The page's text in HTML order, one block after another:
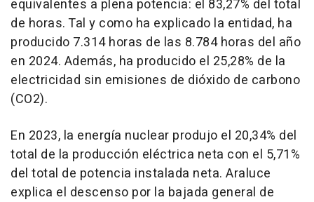
equivalentes a plena potencia: el 83,27% del total
de horas. Tal y como ha explicado la entidad, ha
producido 7.314 horas de las 8.784 horas del año
en 2024. Además, ha producido el 25,28% de la
electricidad sin emisiones de dióxido de carbono
(CO2).
En 2023, la energía nuclear produjo el 20,34% del
total de la producción eléctrica neta con el 5,71%
del total de potencia instalada neta. Araluce
explica el descenso por la bajada general de